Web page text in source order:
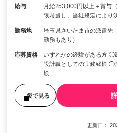
給与
月給253,000円以上＋賞与
限考慮し、当社規定により
勤務地
埼玉県さいたま市の派遣先
勤務もあり）
応募資格
いずれかの経験がある方 ◯
設計職としての実務経験 ◯
験
後で見る
更新日：